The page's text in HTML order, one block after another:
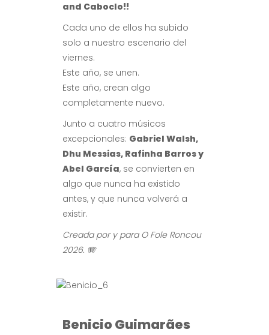
and Caboclo!!
Cada uno de ellos ha subido
solo a nuestro escenario del
viernes.
Este año, se unen.
Este año, crean algo
completamente nuevo.
Junto a cuatro músicos
excepcionales: Gabriel Walsh,
Dhu Messias, Rafinha Barros y
Abel García, se convierten en
algo que nunca ha existido
antes, y que nunca volverá a
existir.
Creada por y para O Fole Roncou
2026. 🪗
Benicio Guimarães